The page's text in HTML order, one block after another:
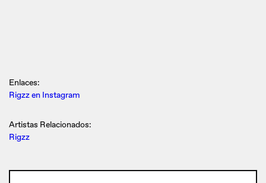
Enlaces:
Rigzz en Instagram
Artistas Relacionados:
Rigzz